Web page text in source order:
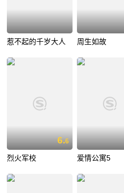
惹不起的千岁大人 周生如故
6.6
烈火军校 爱情公寓5